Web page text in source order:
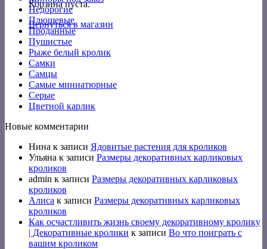
Корзина пуста.
Вернуться в магазин
Недорогие
Плюшевые
Проданные
Пушистые
Рыже белый кролик
Самки
Самцы
Самые миниатюрные
Серые
Цветной карлик
Новые комментарии
Нина к записи Ядовитые растения для кроликов
Ульяна к записи Размеры декоративных карликовых
кроликов
admin к записи Размеры декоративных карликовых
кроликов
Алиса к записи Размеры декоративных карликовых
кроликов
Как осчастливить жизнь своему декоративному кролику
| Декоративные кролики к записи Во что поиграть с
вашим кроликом